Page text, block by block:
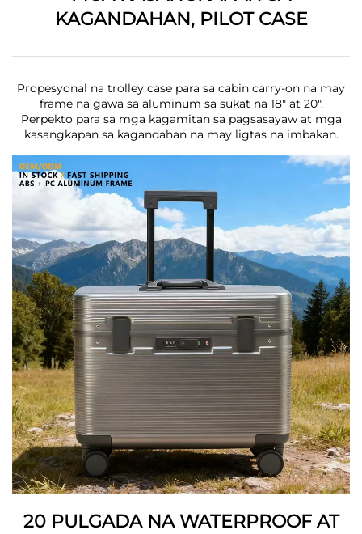
KAGANDAHAN, PILOT CASE
Propesyonal na trolley case para sa cabin carry-on na may
frame na gawa sa aluminum sa sukat na 18" at 20".
Perpekto para sa mga kagamitan sa pagsasayaw at mga
kasangkapan sa kagandahan na may ligtas na imbakan.
20 PULGADA NA WATERPROOF AT